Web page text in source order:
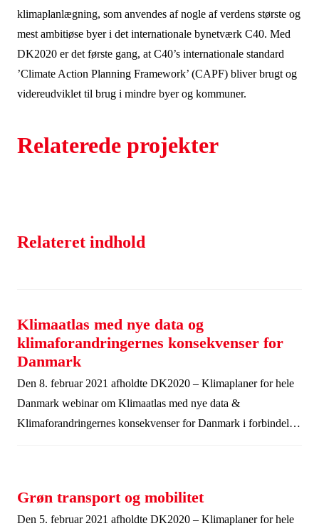
klimaplanlægning, som anvendes af nogle af verdens største og
mest ambitiøse byer i det internationale bynetværk C40. Med
DK2020 er det første gang, at C40’s internationale standard
’Climate Action Planning Framework’ (CAPF) bliver brugt og
videreudviklet til brug i mindre byer og kommuner.
Relaterede projekter
Relateret indhold
Klimaatlas med nye data og
klimaforandringernes konsekvenser for
Danmark
Den 8. februar 2021 afholdte DK2020 – Klimaplaner for hele
Danmark webinar om Klimaatlas med nye data &
Klimaforandringernes konsekvenser for Danmark i forbindelse
Grøn transport og mobilitet
Den 5. februar 2021 afholdte DK2020 – Klimaplaner for hele